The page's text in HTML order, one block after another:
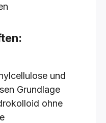
und
Grundlage
ohne